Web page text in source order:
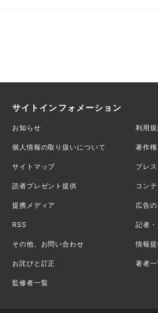
サイトインフォメーション
お知らせ 利用
個人情報の取り扱いについて 著作
サイトマップ プレ
読者プレゼント提供 コン
提携メディア 広告
RSS 記者
その他、お問い合わせ 情報
お詫びと訂正 著者
監修者一覧